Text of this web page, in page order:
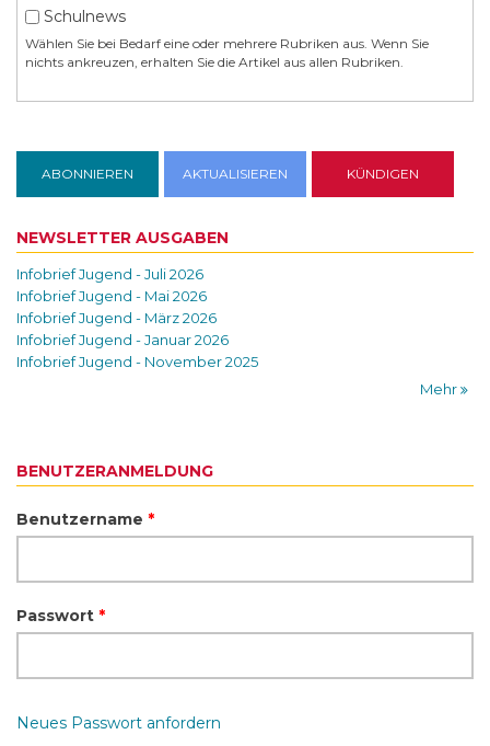
Schulnews
Wählen Sie bei Bedarf eine oder mehrere Rubriken aus. Wenn Sie
nichts ankreuzen, erhalten Sie die Artikel aus allen Rubriken.
NEWSLETTER AUSGABEN
Infobrief Jugend - Juli 2026
Infobrief Jugend - Mai 2026
Infobrief Jugend - März 2026
Infobrief Jugend - Januar 2026
Infobrief Jugend - November 2025
Mehr
BENUTZERANMELDUNG
Benutzername *
Passwort *
Neues Passwort anfordern